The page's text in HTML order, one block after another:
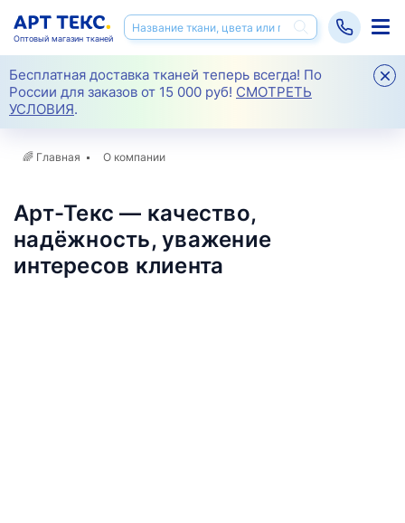
Бесплатная доставка тканей теперь всегда! По
России для заказов от 15 000 руб! СМОТРЕТЬ
УСЛОВИЯ.
Оптовый магазин тканей
🌈 Главная О компании
Арт-Текс — качество,
надёжность, уважение
интересов клиента